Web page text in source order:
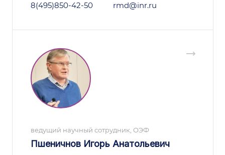
8(495)850-42-50 rmd@inr.ru
ведущий научный сотрудник, ОЭФ
Пшеничнов Игорь Анатольевич